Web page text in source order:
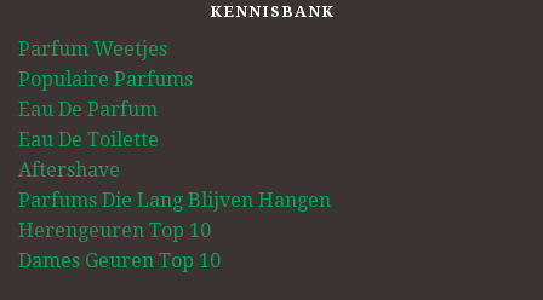
KENNISBANK
Parfum Weetjes
Populaire Parfums
Eau De Parfum
Eau De Toilette
Aftershave
Parfums Die Lang Blijven Hangen
Herengeuren Top 10
Dames Geuren Top 10